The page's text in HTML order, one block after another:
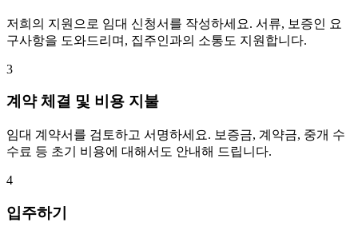
저희의 지원으로 임대 신청서를 작성하세요. 서류, 보증인 요
구사항을 도와드리며, 집주인과의 소통도 지원합니다.
3
계약 체결 및 비용 지불
임대 계약서를 검토하고 서명하세요. 보증금, 계약금, 중개 수
수료 등 초기 비용에 대해서도 안내해 드립니다.
4
입주하기